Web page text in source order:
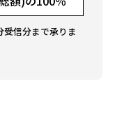
受信分まで承りま